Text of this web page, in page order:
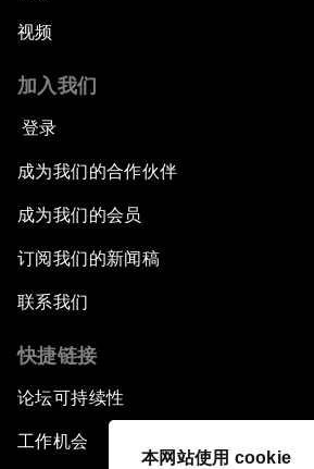
本网站使用 cookie
视频
加入我们
登录
成为我们的合作伙伴
成为我们的会员
订阅我们的新闻稿
联系我们
快捷链接
论坛可持续性
工作机会